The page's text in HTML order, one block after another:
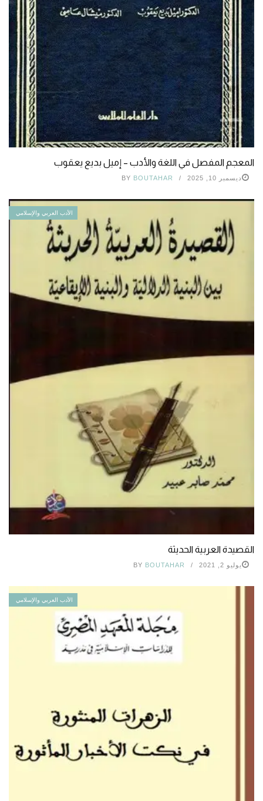
المعجم المفصل في اللغة والأدب – إميل بديع يعقوب
ديسمبر 10, 2025 BY BOUTAHAR
الأدب العربي والإسلامي
القصيدة العربية الحديثة
يوليو 2, 2021 BY BOUTAHAR
الأدب العربي والإسلامي